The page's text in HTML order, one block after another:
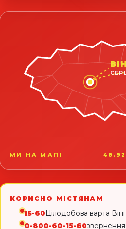
МИ НА МАПІ
КОРИСНО МІСТЯНАМ
15-60Цілодобова варта
0-800-60-15-60звернення